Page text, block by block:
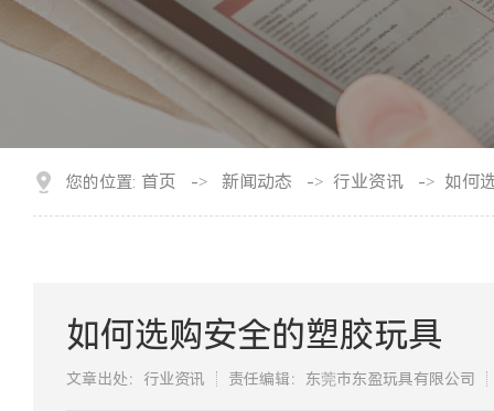
您的位置: 首页 -> 新闻动态 -> 行业资讯 -> 如何
如何选购安全的塑胶玩具
文章出处：行业资讯 责任编辑：东莞市东盈玩具有限公司